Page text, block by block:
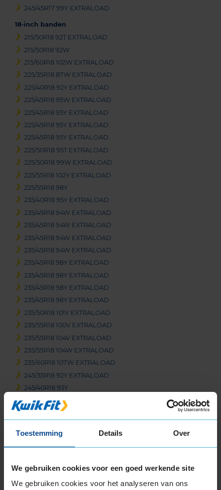
Toestemming Details Over
We gebruiken cookies voor een goed werkende site
We gebruiken cookies voor het analyseren van ons
245/45R17 99Y EXTRALOAD
18-inch banden
215/50R18 92T EXTRALOAD
215/50R18 92W
215/60R18 102W EXTRALOAD
225/35R18 87W EXTRALOAD
225/40R18 92Y EXTRALOAD
225/45R18 95W EXTRALOAD
225/45R18 95Y EXTRALOAD
225/45R18 95Y EXTRALOAD
225/45R18 95Y EXTRALOAD
225/50R18 95T EXTRALOAD
225/50R18 99W EXTRALOAD
225/55R18 102Y EXTRALOAD
225/55R18 98Y
235/40R18 95Y EXTRALOAD
235/45R18 94W EXTRALOAD
235/45R18 94W EXTRALOAD
235/45R18 94W EXTRALOAD
235/45R18 94W EXTRALOAD
235/45R18 98Y EXTRALOAD
235/45R18 98Y EXTRALOAD
235/45R18 98Y EXTRALOAD
235/45R18 98Y EXTRALOAD
235/50R18 101Y EXTRALOAD
235/55R18 100V EXTRALOAD
235/55R18 104V EXTRALOAD
235/55R18 104W EXTRALOAD
235/60R18 107W EXTRALOAD
245/35R18 92Y EXTRALOAD
245/40R18 93Y
245/40R18 97Y EXTRALOAD
245/45R18 100Y EXTRALOAD
245/50R18 104Y EXTRALOAD
255/45R18 99Y